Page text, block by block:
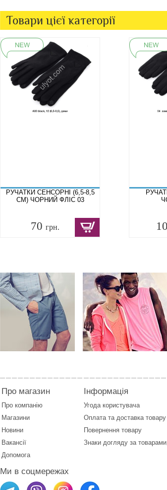
Товари цієї категорії
РУЧАТКИ СЕНСОРНІ (6,5-8,5
СМ) ЧОРНИЙ ФЛІС 03
70 грн.
Про магазин
Про компанію
Магазини
Новини
Вакансії
Допомога
Інформація
Угода користувача
Оплата та доставка
Повернення товару
Знаки догляду за
Ми в соцмережах